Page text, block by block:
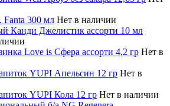
Fanta 300 мл Нет в наличии
Канди Джелистик ассорти 10 мл
Love is Сфера ассорти 4,2 гр Нет в
YUPI Апельсин 12 гр Нет в
YUPI Кола 12 гр Нет в наличии